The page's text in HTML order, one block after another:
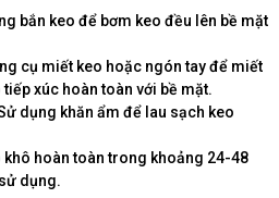
bắn keo để bơm keo đều lên bề mặt
cụ miết keo hoặc ngón tay để miết
xúc hoàn toàn với bề mặt.
dụng khăn ẩm để lau sạch keo
khô hoàn toàn trong khoảng 24-48
dụng.